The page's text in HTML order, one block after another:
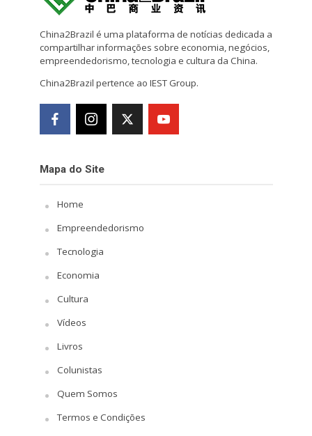
China2Brazil é uma plataforma de notícias dedicada a
compartilhar informações sobre economia, negócios,
empreendedorismo, tecnologia e cultura da China.
China2Brazil pertence ao IEST Group.
Mapa do Site
Home
Empreendedorismo
Tecnologia
Economia
Cultura
Vídeos
Livros
Colunistas
Quem Somos
Termos e Condições